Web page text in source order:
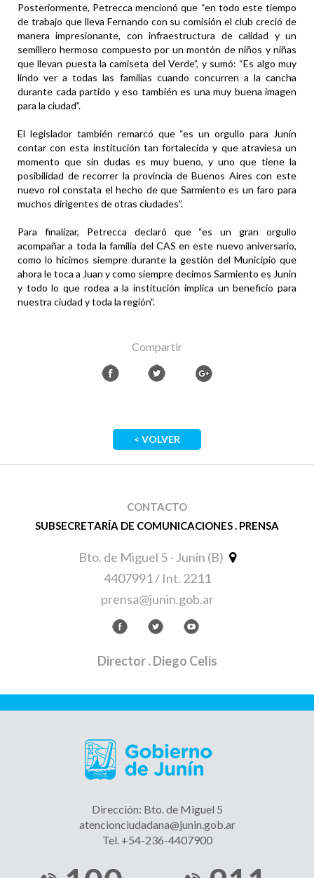
Posteriormente, Petrecca mencionó que “en todo este tiempo
de trabajo que lleva Fernando con su comisión el club creció de
manera impresionante, con infraestructura de calidad y un
semillero hermoso compuesto por un montón de niños y niñas
que llevan puesta la camiseta del Verde”, y sumó: “Es algo muy
lindo ver a todas las familias cuando concurren a la cancha
durante cada partido y eso también es una muy buena imagen
para la ciudad”.
El legislador también remarcó que “es un orgullo para Junín
contar con esta institución tan fortalecida y que atraviesa un
momento que sin dudas es muy bueno, y uno que tiene la
posibilidad de recorrer la provincia de Buenos Aires con este
nuevo rol constata el hecho de que Sarmiento es un faro para
muchos dirigentes de otras ciudades”.
Para finalizar, Petrecca declaró que “es un gran orgullo
acompañar a toda la familia del CAS en este nuevo aniversario,
como lo hicimos siempre durante la gestión del Municipio que
ahora le toca a Juan y como siempre decimos Sarmiento es Junín
y todo lo que rodea a la institución implica un beneficio para
nuestra ciudad y toda la región”.
Compartir
< VOLVER
CONTACTO
SUBSECRETARÍA DE COMUNICACIONES . PRENSA
Bto. de Miguel 5 - Junín (B)
4407991 / Int. 2211
prensa@junin.gob.ar
Director. Diego Celis
Dirección: Bto. de Miguel 5
atencionciudadana@junin.gob.ar
Tel. +54-236-4407900